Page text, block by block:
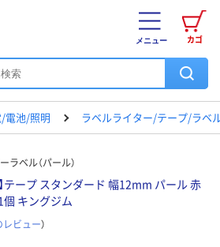
カゴ
メニュー
電池/照明 ラベルライター/テープ/ラベ
ラベル（パール）
テープ スタンダード 幅12mm パール 赤
個 キングジム
レビュー）